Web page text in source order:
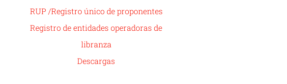
RUP /Registro único de proponentes
Registro de entidades operadoras de
libranza
Descargas